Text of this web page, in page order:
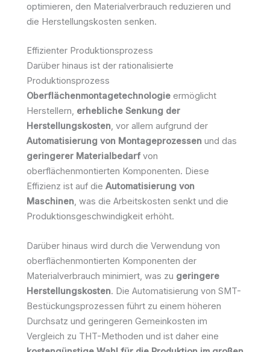
optimieren, den Materialverbrauch reduzieren und
die Herstellungskosten senken.
Effizienter Produktionsprozess
Darüber hinaus ist der rationalisierte
Produktionsprozess
Oberflächenmontagetechnologie ermöglicht
Herstellern, erhebliche Senkung der
Herstellungskosten, vor allem aufgrund der
Automatisierung von Montageprozessen und das
geringerer Materialbedarf von
oberflächenmontierten Komponenten. Diese
Effizienz ist auf die Automatisierung von
Maschinen, was die Arbeitskosten senkt und die
Produktionsgeschwindigkeit erhöht.
Darüber hinaus wird durch die Verwendung von
oberflächenmontierten Komponenten der
Materialverbrauch minimiert, was zu geringere
Herstellungskosten. Die Automatisierung von SMT-
Bestückungsprozessen führt zu einem höheren
Durchsatz und geringeren Gemeinkosten im
Vergleich zu THT-Methoden und ist daher eine